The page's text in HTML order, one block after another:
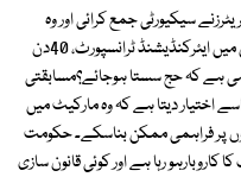
سیکیورٹی جمع کرائی اور وہ
تمام لوازمات عدالت کے سامنے پیش کیے جس میں ایئرکنڈیشنڈ ٹرانسپورٹ، 40دن
ہے کہ حج سستا ہوجائے؟مسابقتی
کی رپورٹ بڑی واضح ہے اور سیکشن 3 اسے اختیار دیتا ہے کہ وہ مارکیٹ میں
پر فراہمی ممکن بناسکے۔ حکومت
ہے وہ عوام کی امانت ہے، 60 ارب کا کاروبارہو رہا ہے اور کوئی قانون سازی